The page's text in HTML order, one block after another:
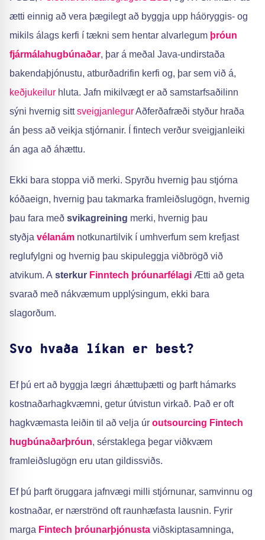
ætti einnig að vera þægilegt að byggja upp háöryggis- og
mikils álags kerfi í tækni sem hentar alvarlegum þróun
fjármálahugbúnaðar, þar á meðal Java-undirstaða
bakendaþjónustu, atburðadrifin kerfi og, þar sem við á,
keðjukeilur hluta. Jafn mikilvægt er að samstarfsaðilinn
sýni hvernig sittsveigjanlegurAðferðafræði styður hraða
án þess að veikja stjórnanir. Í fintech verður sveigjanleiki
án aga að áhættu.
Ekki bara stoppa við merki. Spyrðu hvernig þau stjórna
kóðaeign, hvernig þau takmarka framleiðslugögn, hvernig
þau fara með svikagreining merki, hvernig þau
styðja vélanám notkunartilvik í umhverfum sem krefjast
reglufylgni og hvernig þau skipuleggja viðbrögð við
atvikum. A sterkur Finntech þróunarfélagi Ætti að geta
svarað með nákvæmum upplýsingum, ekki bara
slagorðum.
Svo hvaða líkan er best?
Ef þú ert að byggja lægri áhættuþætti og þarft hámarks
kostnaðarhagkvæmni, getur útvistun virkað. Það er oft
hagkvæmasta leiðin til að velja úr outsourcing Fintech
hugbúnaðarþróun, sérstaklega þegar viðkvæm
framleiðslugögn eru utan gildissviðs.
Ef þú þarft öruggara jafnvægi milli stjórnunar, samvinnu og
kostnaðar, er nærströnd oft raunhæfasta lausnin. Fyrir
marga Fintech þróunarþjónusta viðskiptasamninga,